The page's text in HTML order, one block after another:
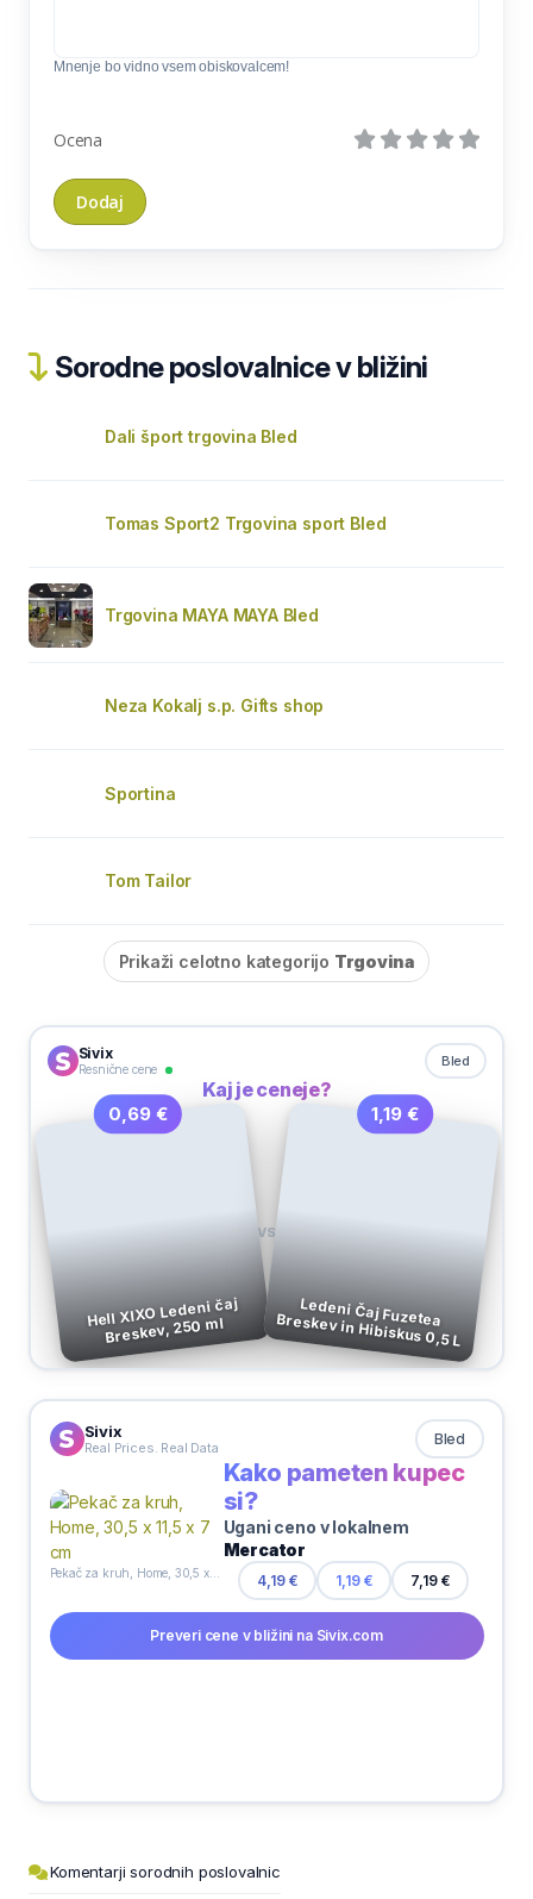
Mnenje bo vidno vsem obiskovalcem!
Ocena
Sorodne poslovalnice v bližini
Dali šport trgovina Bled
Tomas Sport2 Trgovina sport Bled
Trgovina MAYA MAYA Bled
Neza Kokalj s.p. Gifts shop
Sportina
Tom Tailor
Prikaži celotno kategorijo Trgovina
Sivix
Resnične cene
Bled
Kaj je ceneje?
0,69 €
Hell XIXO Ledeni čaj
Breskev, 250 ml
VS
1,19 €
Ledeni Čaj Fuzetea Breskev in Hibiskus 0,5 L
Sivix
Real Prices. Real Data Bled
Pekač za kruh, Home, 30,5 x 11,5 x 7 cm
Kako pameten kupec
si?
Ugani ceno v lokalnem
Mercator
4,19 € 1,19 € 7,19 €
Preveri cene v bližini na Sivix.com
Komentarji sorodnih poslovalnic